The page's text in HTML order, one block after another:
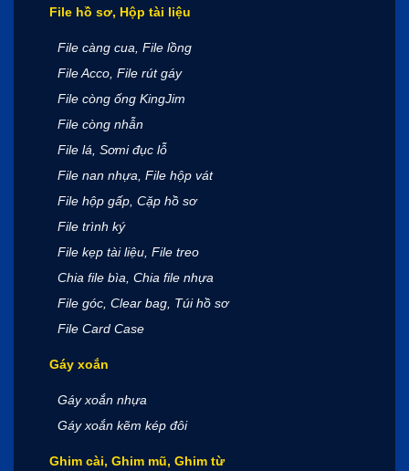
File hồ sơ, Hộp tài liệu
File càng cua, File lồng
File Acco, File rút gáy
File còng ống KingJim
File còng nhẫn
File lá, Sơmi đục lỗ
File nan nhựa, File hộp vát
File hộp gấp, Cặp hồ sơ
File trình ký
File kẹp tài liệu, File treo
Chia file bìa, Chia file nhựa
File góc, Clear bag, Túi hồ sơ
File Card Case
Gáy xoắn
Gáy xoắn nhựa
Gáy xoắn kẽm kép đôi
Ghim cài, Ghim mũ, Ghim từ